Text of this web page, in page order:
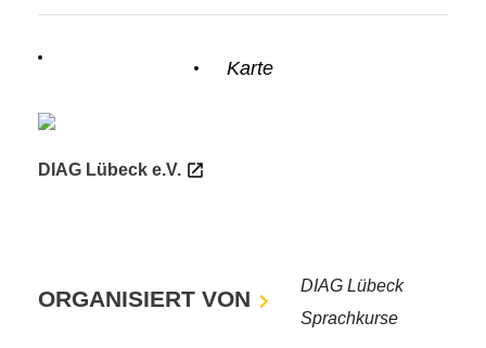
Karte
DIAG Lübeck e.V.
ORGANISIERT VON
DIAG Lübeck
Sprachkurse